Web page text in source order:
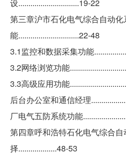
设..............................19-22
第三章沪市石化电气综合自动化
能..............................22-48
3.1监控和数据采集功能
3.2网络浏览功能
3.3高级应用功能
后台办公室和通信经理
厂电气五防系统功能
第四章呼和浩特石化电气综合
择...................48-53